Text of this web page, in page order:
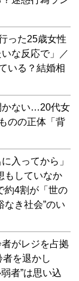
った25歳女性
な反応で」／
いる？結婚相
かない…20代女
のの正体「背
入ってから」
もしていなか
約4割が「世の
なき社会”のい
者がレジを占拠
を退かし
者”は思い込